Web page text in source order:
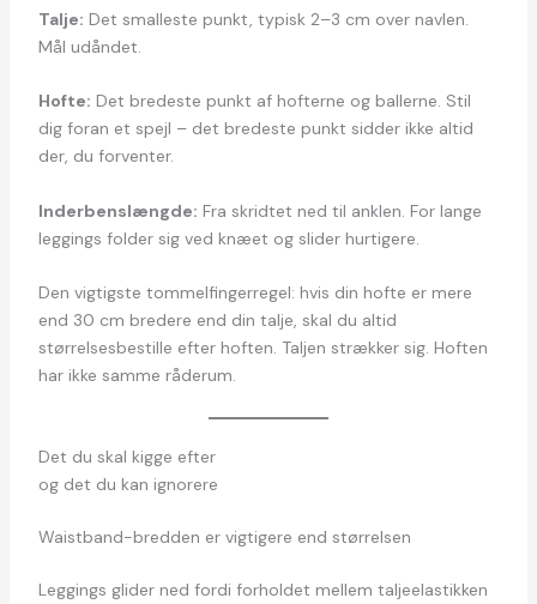
Talje: Det smalleste punkt, typisk 2–3 cm over navlen.
Mål udåndet.
Hofte: Det bredeste punkt af hofterne og ballerne. Stil
dig foran et spejl – det bredeste punkt sidder ikke altid
der, du forventer.
Inderbenslængde: Fra skridtet ned til anklen. For lange
leggings folder sig ved knæet og slider hurtigere.
Den vigtigste tommelfingerregel: hvis din hofte er mere
end 30 cm bredere end din talje, skal du altid
størrelsesbestille efter hoften. Taljen strækker sig. Hoften
har ikke samme råderum.
Det du skal kigge efter
og det du kan ignorere
Waistband-bredden er vigtigere end størrelsen
Leggings glider ned fordi forholdet mellem taljeelastikken